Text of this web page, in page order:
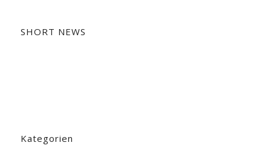
SHORT NEWS
Kategorien